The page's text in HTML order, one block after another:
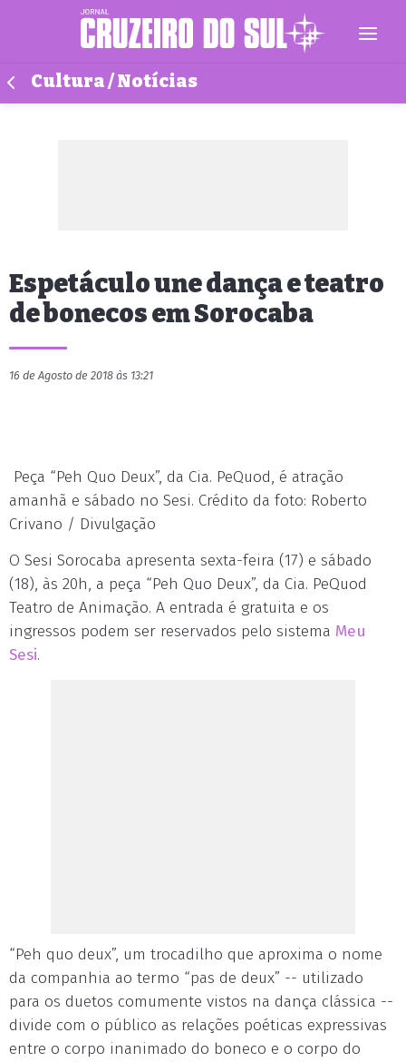
Cultura / Notícias
Espetáculo une dança e teatro
de bonecos em Sorocaba
16 de Agosto de 2018 às 13:21
Peça “Peh Quo Deux”, da Cia. PeQuod, é atração
amanhã e sábado no Sesi. Crédito da foto: Roberto
Crivano / Divulgação
O Sesi Sorocaba apresenta sexta-feira (17) e sábado
(18), às 20h, a peça “Peh Quo Deux”, da Cia. PeQuod
Teatro de Animação. A entrada é gratuita e os
ingressos podem ser reservados pelo sistema Meu
Sesi.
“Peh quo deux”, um trocadilho que aproxima o nome
da companhia ao termo “pas de deux” -- utilizado
para os duetos comumente vistos na dança clássica --
divide com o público as relações poéticas expressivas
entre o corpo inanimado do boneco e o corpo do